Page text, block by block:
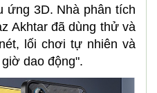
ứng 3D. Nhà phân tích
Akhtar đã dùng thử và
lối chơi tự nhiên và
dao động".